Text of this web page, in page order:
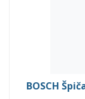
BOSCH